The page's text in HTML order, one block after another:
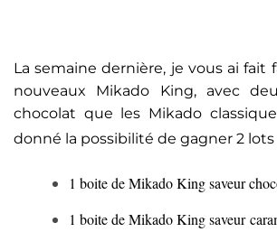
La semaine dernière, je vous ai fait
nouveaux Mikado King, avec
chocolat que les Mikado
donné la possibilité de gagner 2 lots
1 boite de Mikado King saveur
1 boite de Mikado King saveur